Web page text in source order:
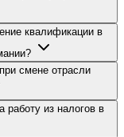
квалификации в
смене отрасли
из налогов в